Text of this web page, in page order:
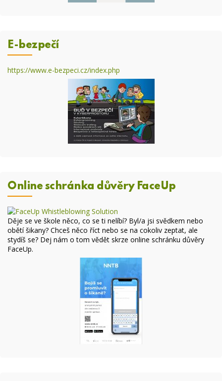
E-bezpečí
https://www.e-bezpeci.cz/index.php
Online schránka důvěry FaceUp
Děje se ve škole něco, co se ti nelíbí? Byl/a jsi svědkem nebo
obětí šikany? Chceš něco říct nebo se na cokoliv zeptat, ale
stydíš se? Dej nám o tom vědět skrze online schránku důvěry
FaceUp.